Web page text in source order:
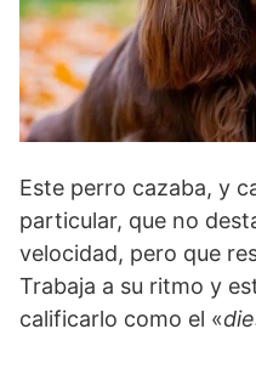
Este perro cazaba, y
particular, que no
velocidad, pero que
Trabaja a su ritmo y
calificarlo como el «